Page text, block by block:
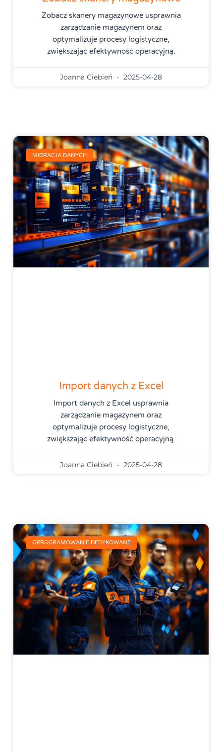
Zobacz skanery magazynowe usprawnia
zarządzanie magazynem oraz
optymalizuje procesy logistyczne,
zwiększając efektywność operacyjną.
Joanna Ciebień 2025-04-28
MIGRACJA DANYCH
Import danych z Excel
Import danych z Excel usprawnia
zarządzanie magazynem oraz
optymalizuje procesy logistyczne,
zwiększając efektywność operacyjną.
Joanna Ciebień 2025-04-28
OPROGRAMOWANIE DEDYKOWANE